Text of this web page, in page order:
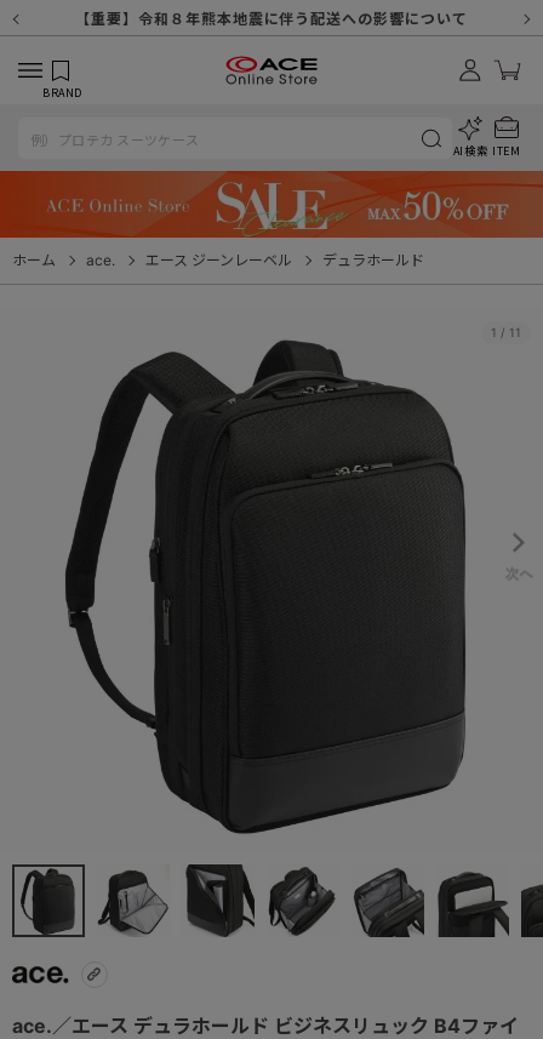
【重要】8/11（火・祝）休業及び配送スケジュールについて
【重要】令和８年熊本地震に伴う配送への影響について
【重要】納品書・領収書ペーパーレス化（電子化）のお知らせ
【重要】天候不良や交通状況・物量増等に伴う配送への影響について
【重要】悪質な詐欺サイトにご注意ください
【重要】各種メールが届かない場合に関しまして
【重要】お問い合わせのご対応に関しまして
【重要】SNSのなりすまし詐欺にご注意ください
BRAND
AI検索 ITEM
ホーム ace. エース ジーンレーベル デュラホールド
1 / 11
ace.／エース デュラホールド ビジネスリュック B4ファイ